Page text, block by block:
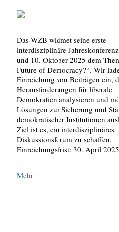
Das WZB widmet seine erste
interdisziplinäre
und 10. Oktober 2025 dem
Future of Democracy?“. Wir
Einreichung von Beiträgen ein,
Herausforderungen für liberale
Demokratien analysieren und
Lösungen zur Sicherung und
demokratischer Institutionen
Ziel ist es, ein interdisziplinäres
Diskussionsforum zu schaffen.
Einreichungsfrist: 30. April
Mehr